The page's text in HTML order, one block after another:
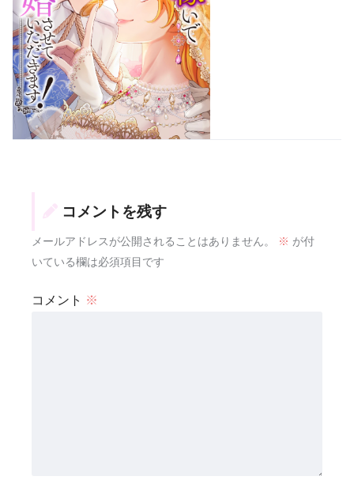
コメントを残す
メールアドレスが公開されることはありません。 ※ が付
いている欄は必須項目です
コメント ※